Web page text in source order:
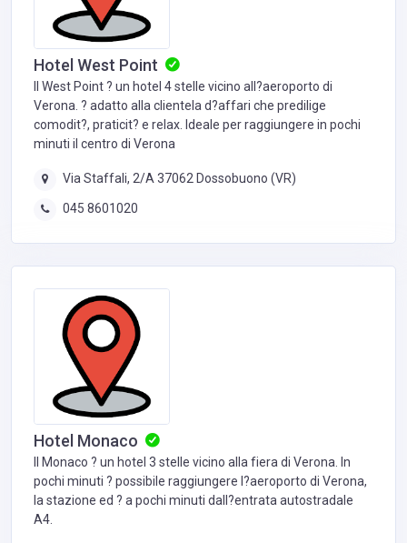
Hotel West Point
Il West Point ? un hotel 4 stelle vicino all?aeroporto di
Verona. ? adatto alla clientela d?affari che predilige
comodit?, praticit? e relax. Ideale per raggiungere in pochi
minuti il centro di Verona
Via Staffali, 2/A 37062 Dossobuono (VR)
045 8601020
Hotel Monaco
Il Monaco ? un hotel 3 stelle vicino alla fiera di Verona. In
pochi minuti ? possibile raggiungere l?aeroporto di Verona,
la stazione ed ? a pochi minuti dall?entrata autostradale
A4.